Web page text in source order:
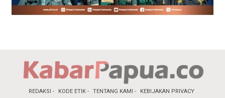
REDAKSI KODE ETIK TENTANG KAMI KEBIJAKAN PRIVACY